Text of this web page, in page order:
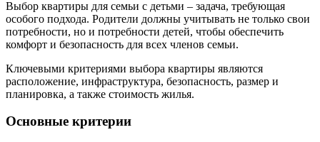
Выбор квартиры для семьи с детьми – задача, требующая
особого подхода. Родители должны учитывать не только свои
потребности, но и потребности детей, чтобы обеспечить
комфорт и безопасность для всех членов семьи.
Ключевыми критериями выбора квартиры являются
расположение, инфраструктура, безопасность, размер и
планировка, а также стоимость жилья.
Основные критерии